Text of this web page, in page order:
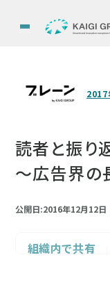
2017
読者と振り
～広告界の
公開日:2016年12月12日
組織内で共有